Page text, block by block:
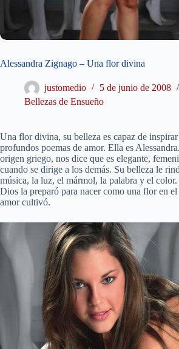
Alessandra Zignago – Una flor divina
justomedio
5 de junio de 2008
Bellezas de Ensueño
Una flor divina, su belleza es capaz de
profundos poemas de amor. Ella es
origen griego, nos dice que es elegante,
cuando se dirige a los demás. Su belleza le
música, la luz, el mármol, la palabra y el color.
Dios la preparó para nacer como una flor en
amor cultivó.